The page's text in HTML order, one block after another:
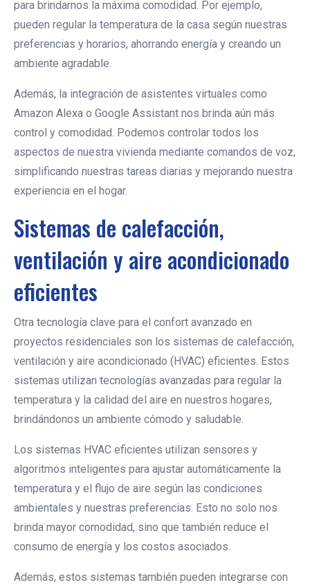
para brindarnos la máxima comodidad. Por ejemplo,
pueden regular la temperatura de la casa según nuestras
preferencias y horarios, ahorrando energía y creando un
ambiente agradable.
Además, la integración de asistentes virtuales como
Amazon Alexa o Google Assistant nos brinda aún más
control y comodidad. Podemos controlar todos los
aspectos de nuestra vivienda mediante comandos de voz,
simplificando nuestras tareas diarias y mejorando nuestra
experiencia en el hogar.
Sistemas de calefacción,
ventilación y aire acondicionado
eficientes
Otra tecnología clave para el confort avanzado en
proyectos residenciales son los sistemas de calefacción,
ventilación y aire acondicionado (HVAC) eficientes. Estos
sistemas utilizan tecnologías avanzadas para regular la
temperatura y la calidad del aire en nuestros hogares,
brindándonos un ambiente cómodo y saludable.
Los sistemas HVAC eficientes utilizan sensores y
algoritmos inteligentes para ajustar automáticamente la
temperatura y el flujo de aire según las condiciones
ambientales y nuestras preferencias. Esto no solo nos
brinda mayor comodidad, sino que también reduce el
consumo de energía y los costos asociados.
Además, estos sistemas también pueden integrarse con